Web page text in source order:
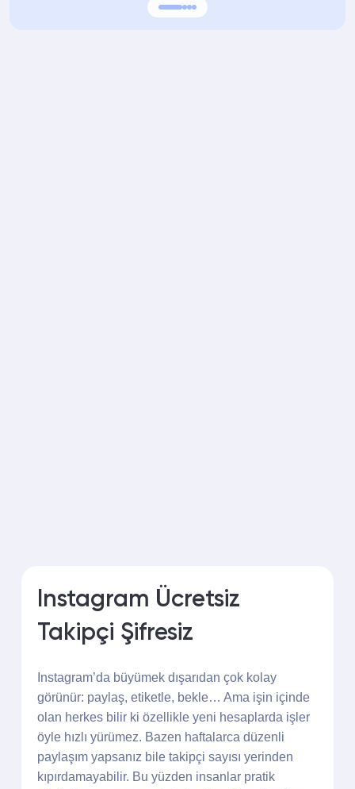
Instagram Ücretsiz
Takipçi Şifresiz
Instagram’da büyümek dışarıdan çok kolay
görünür: paylaş, etiketle, bekle… Ama işin içinde
olan herkes bilir ki özellikle yeni hesaplarda işler
öyle hızlı yürümez. Bazen haftalarca düzenli
paylaşım yapsanız bile takipçi sayısı yerinden
kıpırdamayabilir. Bu yüzden insanlar pratik